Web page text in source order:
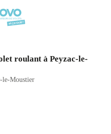
roulant à Peyzac-le-
le-Moustier